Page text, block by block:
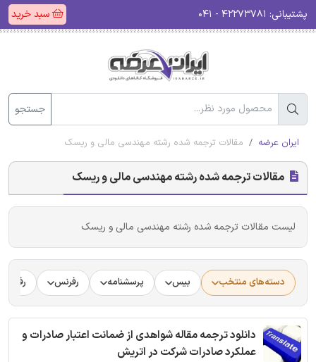
پشتیبانی: سبد خرید
جستجو
ایران عرضه مقالات ترجمه شده رشته مهندسی مالی و ریسک
مقالات ترجمه شده رشته مهندسی مالی و ریسک
لیست مقالات ترجمه شده رشته مهندسی مالی و ریسک
دسته‌های منتخب بیس پرسشنامه رفرنس
دانلود ترجمه مقاله شواهدی از ضمانت اعتبار صادرات و
عملکرد صادرات شرکت در اتریش